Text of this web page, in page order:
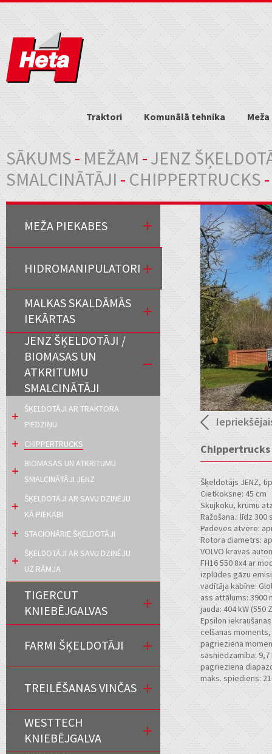
Traktori Komunālā tehnika
Jūs atrodaties šeit
SĀKUMS- MEŽAM-JENZ
SMALCINĀTĀJI- CHIPPERTRUCKS-
Chippertrucks
Šķeldotājs JENZ,
Cietkoksne: 45 cm
Skujkoku, krūmu
Ražošana.: līdz 300
Padeves atvere:
Rotora diametrs:
VOLVO kravas
FH16 550 8x4 ar
izplūdes gāzu
vadītāja kabīne:
ass attālums: 3900
jauda: 404 kW (550
Epsilon
celšanas
pagrieziena
sasniedzamība:
pagrieziena
maks. spiediens:
MEŽA PIEKABES
HIDROMANIPULATORI
MALKAS SKALDĀMĀS
IEKĀRTAS
JENZ ŠĶELDOTĀJI /
BIOMASAS UN
ATKRITUMU
SMALCINĀTĀJI
ŠĶELDOTĀJI AR TRAKTORA
PIEDZIŅU
CHIPPERTRUCKS
BIOMASAS UN ATKRITUMU
SMALCINĀTĀJI JENZ
ŠĶELDOTĀJI AR SAVU DZINĒJU
KĀ PIEKABI
STACIONĀRIE ŠĶELDOTĀJI
ŠĶELDOTĀJI AR SAVU DZINĒJU
UZ RĀMJA
TIGERCUT
KNIEBĒJGALVAS
FARMI ŠĶELDOTĀJI
TREILĒŠANAS VINČAS
WESTTECH
KNIEBĒJGALVA